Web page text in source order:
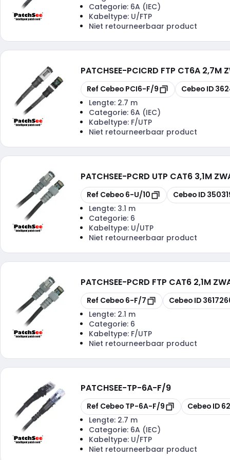
Categorie: 6A (IEC)
Kabeltype: U/FTP
Niet retourneerbaar product
PATCHSEE-PCICRD FTP CT6A 2,7M
Kopiëren
Ref Cebeo PCI6-F/9 Kopiëren
Cebeo ID
Lengte: 2.7 m
Categorie: 6A (IEC)
Kabeltype: F/UTP
Niet retourneerbaar product
PATCHSEE-PCRD UTP CAT6 3,1M
Kopiëren
Ref Cebeo 6-U/10 Kopiëren
Cebeo ID
Lengte: 3.1 m
Categorie: 6
Kabeltype: U/UTP
Niet retourneerbaar product
PATCHSEE-PCRD FTP CAT6 2,1M
Kopiëren
Ref Cebeo 6-F/7 Kopiëren
Cebeo ID
Lengte: 2.1 m
Categorie: 6
Kabeltype: F/UTP
Niet retourneerbaar product
PATCHSEE-TP-6A-F/9
Kopiëren
Ref Cebeo TP-6A-F/9 Kopiëren
Cebeo ID
Lengte: 2.7 m
Categorie: 6A (IEC)
Kabeltype: U/FTP
Niet retourneerbaar product